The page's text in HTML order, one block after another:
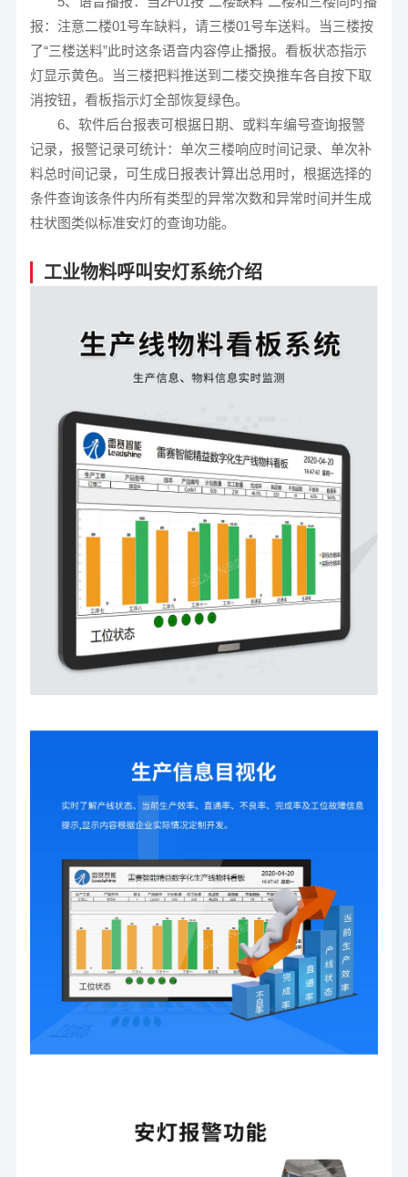
报：注意二楼01号车缺料，请三楼01号车送料。当三楼按
了“三楼送料”此时这条语音内容停止播报。看板状态指示
灯显示黄色。当三楼把料推送到二楼交换推车各自按下取
消按钮，看板指示灯全部恢复绿色。
6、软件后台报表可根据日期、或料车编号查询报警
记录，报警记录可统计：单次三楼响应时间记录、单次补
料总时间记录，可生成日报表计算出总用时，根据选择的
条件查询该条件内所有类型的异常次数和异常时间并生成
柱状图类似标准安灯的查询功能。
工业物料呼叫安灯系统介绍